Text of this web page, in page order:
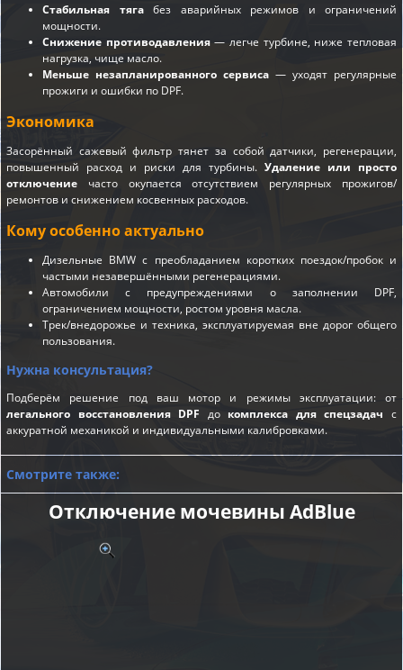
Стабильная тягабез аварийных режимов и ограничений
мощности.
Снижение противодавления— легче турбине, ниже тепловая
нагрузка, чище масло.
Меньше незапланированного сервиса — уходят регулярные
прожиги и ошибки по DPF.
Экономика
Засорённый сажевый фильтр тянет за собой датчики, регенерации,
повышенный расход и риски для турбины. Удаление или просто
отключение часто окупается отсутствием регулярных прожигов/
ремонтов и снижением косвенных расходов.
Кому особенно актуально
Дизельные BMW с преобладанием коротких поездок/пробок и
частыми незавершёнными регенерациями.
Автомобили с предупреждениями о заполнении DPF,
ограничением мощности, ростом уровня масла.
Трек/внедорожье и техника, эксплуатируемая вне дорог общего
пользования.
Нужна консультация?
Подберём решение под ваш мотор и режимы эксплуатации: от
легального восстановления DPF до комплекса для спецзадач с
аккуратной механикой и индивидуальными калибровками.
Смотрите также:
Отключение мочевины AdBlue